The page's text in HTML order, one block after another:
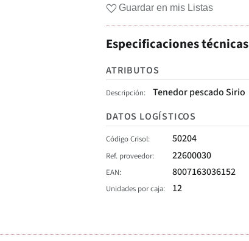
Guardar en mis Listas
Especificaciones técnicas
ATRIBUTOS
Descripción
Tenedor pescado Sirio
DATOS LOGÍSTICOS
Código Crisol 50204
Ref. proveedor 22600030
EAN 8007163036152
Unidades por caja 12